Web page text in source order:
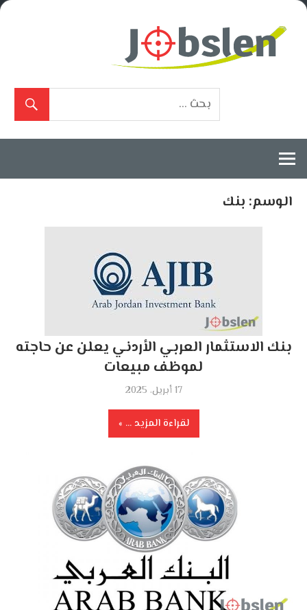
Skip
الوسم: بنك
بنك الاستثمار العربي الأردني يعلن عن حاجته
لموظف مبيعات
17 أبريل، 2025
لقراءة المزيد ...